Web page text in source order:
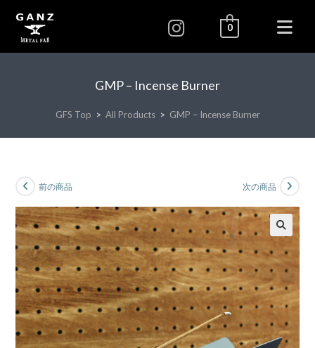
0
GMP – Incense Burner
GFS Top > All Products > GMP – Incense Burner
前の商品 次の商品
🔍